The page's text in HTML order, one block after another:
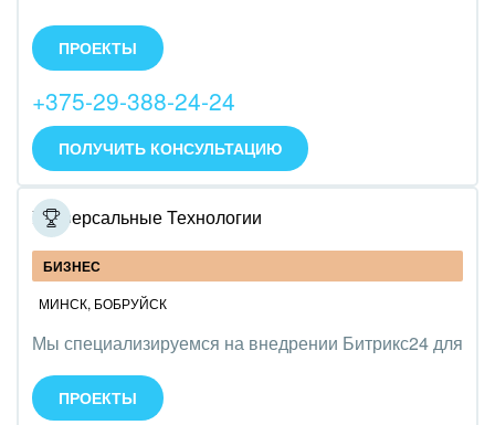
и среднего бизнеса.
• Анализ и оцифровка бизнес-процессов.
• Интеграция с IP-телефонией.
• Техническая поддержка порталов Битрикс24.
ПРОЕКТЫ
+375-29-388-24-24
ПОЛУЧИТЬ КОНСУЛЬТАЦИЮ
Универсальные Технологии
БИЗНЕС
МИНСК, БОБРУЙСК
Мы специализируемся на внедрении Битрикс24 для
Оказываем услуги по настройке, интеграции и
обучению сотрудников. Команда - 12 человек.
ПРОЕКТЫ